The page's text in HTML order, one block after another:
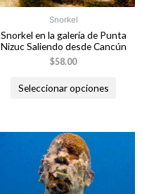
Snorkel
Snorkel en la galería de Punta
Nizuc Saliendo desde Cancún
$58.00
Seleccionar opciones